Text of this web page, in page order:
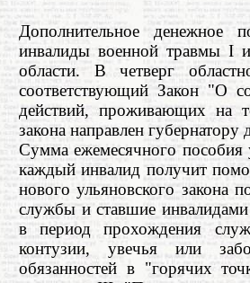
Дополнительное денежное
инвалиды военной травмы I
области. В четверг
соответствующий Закон "О
действий, проживающих на
закона направлен
Сумма ежемесячного пособия
каждый инвалид получит
нового ульяновского закона
службы и ставшие
в период прохождения
контузии, увечья или
обязанностей в "горячих